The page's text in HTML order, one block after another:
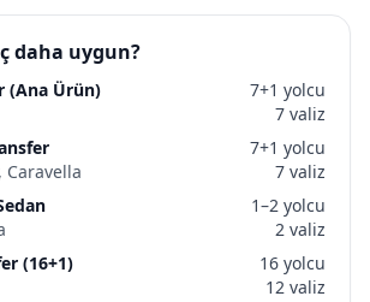
daha uygun?
(Ana Ürün)
7+1 yolcu
7 valiz
Caravella
7+1 yolcu
7 valiz
1–2 yolcu
2 valiz
(16+1)
16 yolcu
12 valiz